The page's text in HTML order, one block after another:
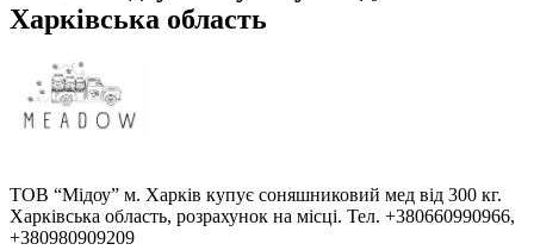
Харківська область
ТОВ “Мідоу” м. Харків купує соняшниковий мед від 300 кг.
Харківська область, розрахунок на місці. Тел. +380660990966,
+380980909209